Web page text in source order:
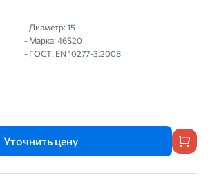
- Диаметр: 15
- Марка: 46S20
- ГОСТ: EN 10277-3:2008
Уточнить цену